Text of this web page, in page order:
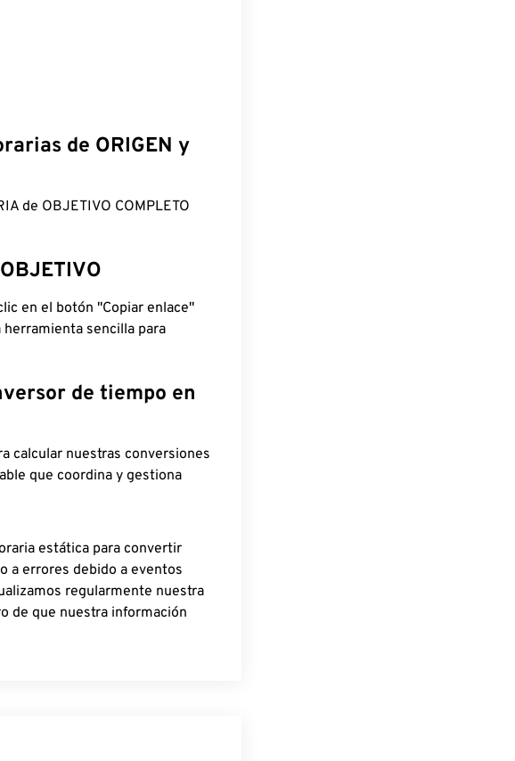
de ORIGEN y
de OBJETIVO COMPLETO
en el botón "Copiar enlace"
sencilla para
de tiempo en
calcular nuestras conversiones
que coordina y gestiona
estática para convertir
a errores debido a eventos
regularmente nuestra
de que nuestra información